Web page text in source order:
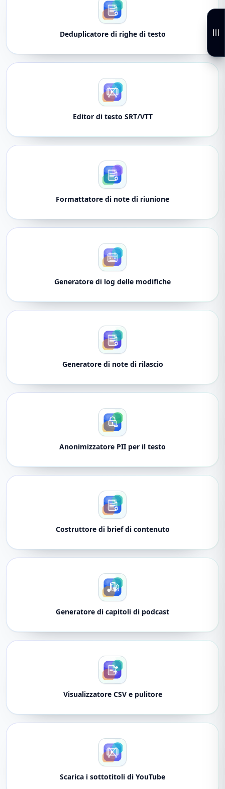
Deduplicatore di righe di testo
Editor di testo SRT/VTT
Formattatore di note di riunione
Generatore di log delle modifiche
Generatore di note di rilascio
Anonimizzatore PII per il testo
Costruttore di brief di contenuto
Generatore di capitoli di podcast
Visualizzatore CSV e pulitore
Scarica i sottotitoli di YouTube